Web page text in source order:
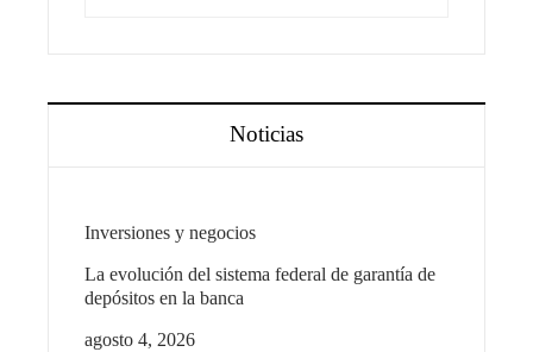
Noticias
Inversiones y negocios
La evolución del sistema federal de garantía de
depósitos en la banca
agosto 4, 2026